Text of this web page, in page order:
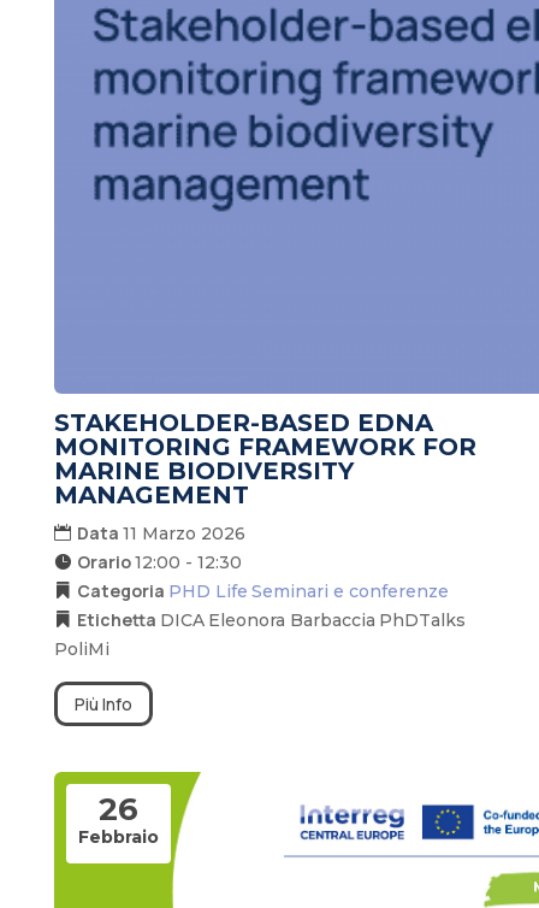
STAKEHOLDER-BASED EDNA
MONITORING FRAMEWORK FOR
MARINE BIODIVERSITY
MANAGEMENT
Data 11 Marzo 2026
Orario12:00 - 12:30
Categoria PHD Life Seminari e conferenze
Etichetta DICA Eleonora Barbaccia PhDTalks
PoliMi
Più Info
26
Febbraio